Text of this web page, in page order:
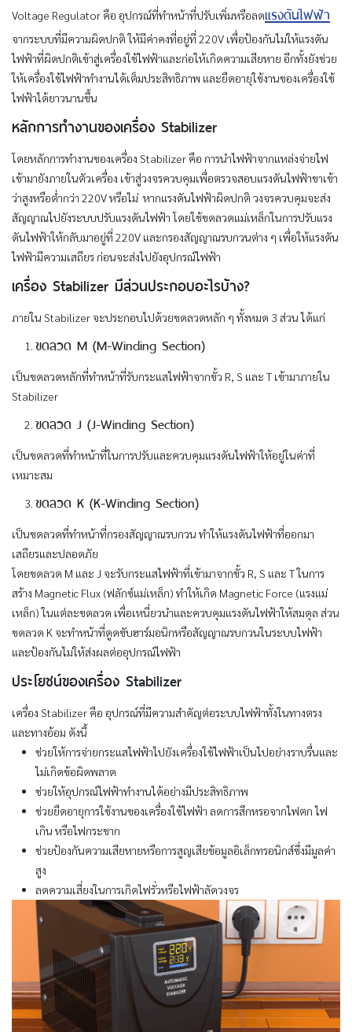
Voltage Regulator คือ อุปกรณ์ที่ทำหน้าที่ปรับเพิ่มหรือลดแรงดันไฟฟ้า
จากระบบที่มีความผิดปกติ ให้มีค่าคงที่อยู่ที่ 220V เพื่อป้องกันไม่ให้แรงดัน
ไฟฟ้าที่ผิดปกติเข้าสู่เครื่องใช้ไฟฟ้าและก่อให้เกิดความเสียหาย อีกทั้งยังช่วย
ให้เครื่องใช้ไฟฟ้าทำงานได้เต็มประสิทธิภาพ และยืดอายุใช้งานของเครื่องใช้
ไฟฟ้าได้ยาวนานขึ้น
หลักการทำงานของเครื่อง Stabilizer
โดยหลักการทำงานของเครื่อง Stabilizer คือ การนำไฟฟ้าจากแหล่งจ่ายไฟ
เข้ามายังภายในตัวเครื่อง เข้าสู่วงจรควบคุมเพื่อตรวจสอบแรงดันไฟฟ้าขาเข้า
ว่าสูงหรือต่ำกว่า 220V หรือไม่ หากแรงดันไฟฟ้าผิดปกติ วงจรควบคุมจะส่ง
สัญญาณไปยังระบบปรับแรงดันไฟฟ้า โดยใช้ขดลวดแม่เหล็กในการปรับแรง
ดันไฟฟ้าให้กลับมาอยู่ที่ 220V และกรองสัญญาณรบกวนต่าง ๆ เพื่อให้แรงดัน
ไฟฟ้ามีความเสถียร ก่อนจะส่งไปยังอุปกรณ์ไฟฟ้า
เครื่อง Stabilizer มีส่วนประกอบอะไรบ้าง?
ภายใน Stabilizer จะประกอบไปด้วยขดลวดหลัก ๆ ทั้งหมด 3 ส่วน ได้แก่
ขดลวด M (M-Winding Section)
เป็นขดลวดหลักที่ทำหน้าที่รับกระแสไฟฟ้าจากขั้ว R, S และ T เข้ามาภายใน
Stabilizer
ขดลวด J (J-Winding Section)
เป็นขดลวดที่ทำหน้าที่ในการปรับและควบคุมแรงดันไฟฟ้าให้อยู่ในค่าที่
เหมาะสม
ขดลวด K (K-Winding Section)
เป็นขดลวดที่ทำหน้าที่กรองสัญญาณรบกวน ทำให้แรงดันไฟฟ้าที่ออกมา
เสถียรและปลอดภัย
โดยขดลวด M และ J จะรับกระแสไฟฟ้าที่เข้ามาจากขั้ว R, S และ T ในการ
สร้าง Magnetic Flux (ฟลักซ์แม่เหล็ก) ทำให้เกิด Magnetic Force (แรงแม่
เหล็ก) ในแต่ละขดลวด เพื่อเหนี่ยวนำและควบคุมแรงดันไฟฟ้าให้สมดุล ส่วน
ขดลวด K จะทำหน้าที่ดูดซับฮาร์มอนิกหรือสัญญาณรบกวนในระบบไฟฟ้า
และป้องกันไม่ให้ส่งผลต่ออุปกรณ์ไฟฟ้า
ประโยชน์ของเครื่อง Stabilizer
เครื่อง Stabilizer คือ อุปกรณ์ที่มีความสำคัญต่อระบบไฟฟ้าทั้งในทางตรง
และทางอ้อม ดังนี้
ช่วยให้การจ่ายกระแสไฟฟ้าไปยังเครื่องใช้ไฟฟ้าเป็นไปอย่างราบรื่นและ
ไม่เกิดข้อผิดพลาด
ช่วยให้อุปกรณ์ไฟฟ้าทำงานได้อย่างมีประสิทธิภาพ
ช่วยยืดอายุการใช้งานของเครื่องใช้ไฟฟ้า ลดการสึกหรอจากไฟตก ไฟ
เกิน หรือไฟกระชาก
ช่วยป้องกันความเสียหายหรือการสูญเสียข้อมูลอิเล็กทรอนิกส์ซึ่งมีมูลค่า
สูง
ลดความเสี่ยงในการเกิดไฟรั่วหรือไฟฟ้าลัดวงจร